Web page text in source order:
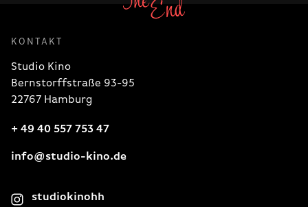
KONTAKT
Studio Kino
Bernstorffstraße 93-95
22767 Hamburg
+ 49 40 557 753 47
info@studio-kino.de
studiokinohh